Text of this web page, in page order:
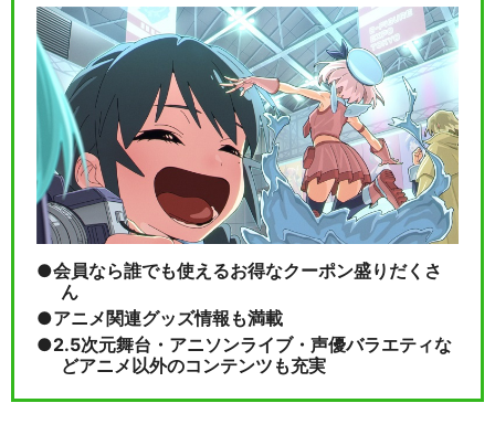
会員なら誰でも使えるお得なクーポン盛りだくさ
ん
アニメ関連グッズ情報も満載
2.5次元舞台・アニソンライブ・声優バラエティな
どアニメ以外のコンテンツも充実